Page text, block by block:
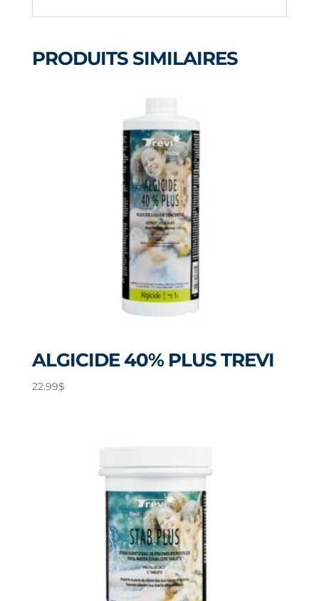
PRODUITS SIMILAIRES
ALGICIDE 40% PLUS TREVI
22.99$